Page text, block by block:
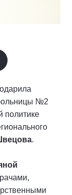
№2
политике
.